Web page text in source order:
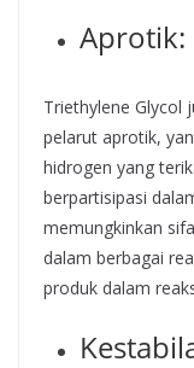
Aprotik:
Triethylene Glycol
pelarut aprotik,
hidrogen yang
berpartisipasi
memungkinkan
dalam berbagai
produk dalam